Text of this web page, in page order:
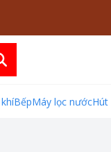
BếpMáy lọc nướcHút